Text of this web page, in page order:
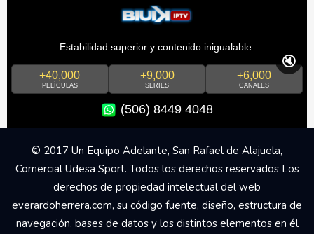
Estabilidad superior y contenido inigualable.
+40,000
PELÍCULAS
+9,000
SERIES
+6,000
CANALES
(506) 8449 4048
🔇
© 2017 Un Equipo Adelante, San Rafael de Alajuela,
Comercial Udesa Sport. Todos los derechos reservados Los
derechos de propiedad intelectual del web
everardoherrera.com, su código fuente, diseño, estructura de
navegación, bases de datos y los distintos elementos en él